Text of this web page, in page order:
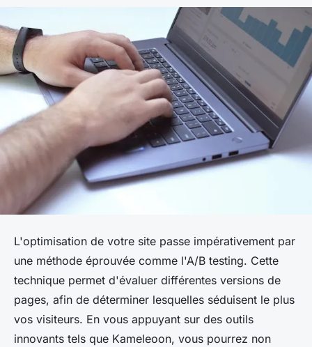
L'optimisation de votre site passe impérativement par
une méthode éprouvée comme l'A/B testing. Cette
technique permet d'évaluer différentes versions de
pages, afin de déterminer lesquelles séduisent le plus
vos visiteurs. En vous appuyant sur des outils
innovants tels que Kameleoon, vous pourrez non